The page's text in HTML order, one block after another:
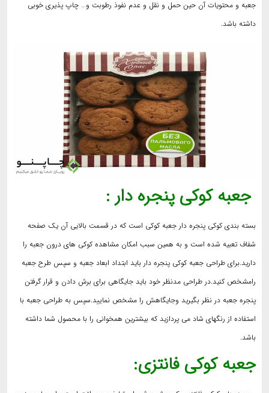
جعبه و محتویات آن حین حمل و نقل و عدم نفوذ رطوبت و… چاپ پذیری خوبی
داشته باشد.
جعبه کوکی پنجره دار :
بسته بندی کوکی پنجره دار جعبه کوکی است که در قسمت بالایی آن یک صفحه
شفاف تعبیه شده است و به همین سبب امکان مشاهده کوکی های درون جعبه را
دارید.برای طراحی جعبه کوکی پنجره دار باید ابتداد ابعاد جعبه و سپس طرح جعبه
رامشخص کنید.در طراحی مدنظر خود باید جایگاهی برای برش دادن و قرار گرفتن
پنجره جعبه در نظر بگیرید وجایگاهش را مشخص نمایید.سپس به طراحی جعبه با
استفاده از رنگهای شاد می پردازید که بیشترین همخوانی را با محصول شما داشته
باشد.
جعبه کوکی فانتزی: